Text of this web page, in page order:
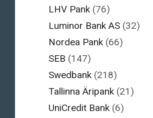
LHV Pank (76)
Luminor Bank AS (32)
Nordea Pank (66)
SEB (147)
Swedbank (218)
Tallinna Äripank (21)
UniCredit Bank (6)